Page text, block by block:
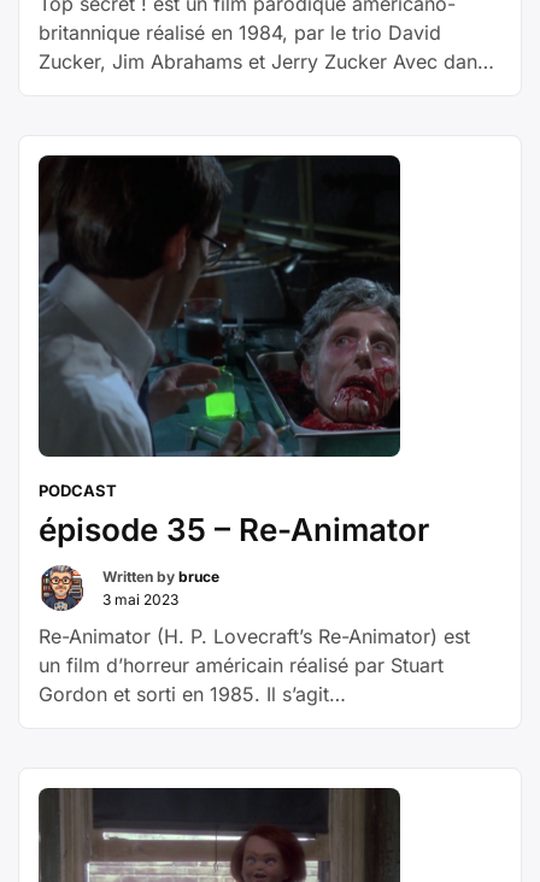
britannique réalisé en 1984, par le trio David
Zucker, Jim Abrahams et Jerry Zucker Avec dans
en République démocratique allemande pour
participer à un festival culturel international, qui n’a
en réalité pour seul but que de camoufler
une opération secrète visant à détruire la
flotte sous-marine de l’OTAN. …Poursuivre la
lecture
« épisode
36
–
Top
Secret
! »
PODCAST
épisode 35 – Re-Animator
Written by bruce
3 mai 2023
Re-Animator (H. P. Lovecraft’s Re-Animator) est
un film d’horreur américain réalisé par Stuart
Gordon et sorti en 1985. Il s’agit
Combs et Bruce Abbott L’université d’Arkham
accueille un nouvel élève en médecine en la
personne d’Herbert West. Celui-ci se met en tête